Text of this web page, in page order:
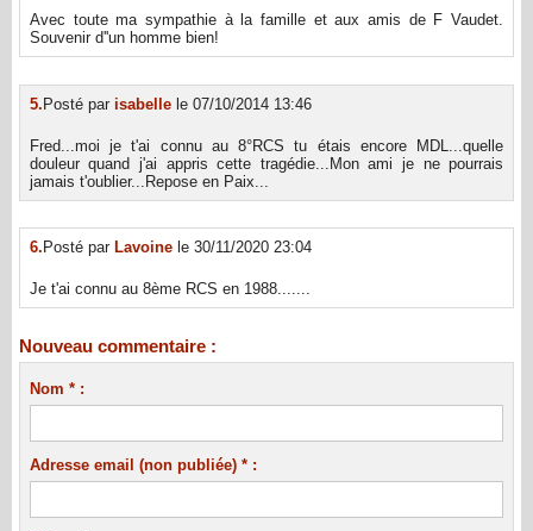
Avec toute ma sympathie à la famille et aux amis de F Vaudet.
Souvenir d''un homme bien!
5.Posté par isabelle le 07/10/2014 13:46
Fred...moi je t'ai connu au 8°RCS tu étais encore MDL...quelle
douleur quand j'ai appris cette tragédie...Mon ami je ne pourrais
jamais t'oublier...Repose en Paix...
6. Posté par Lavoine le 30/11/2020 23:04
Je t'ai connu au 8ème RCS en 1988.......
Nouveau commentaire :
Nom * :
Adresse email (non publiée) * :